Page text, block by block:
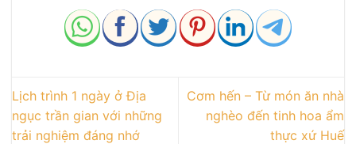
Lịch trình 1 ngày ở Địa
ngục trần gian với những
trải nghiệm đáng nhớ
Cơm hến – Từ món ăn nhà
nghèo đến tinh hoa ẩm
thực xứ Huế